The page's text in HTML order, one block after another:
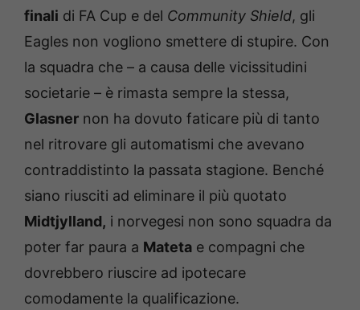
finali di FA Cup e del Community Shield, gli
Eagles non vogliono smettere di stupire. Con
la squadra che – a causa delle vicissitudini
societarie – è rimasta sempre la stessa,
Glasner non ha dovuto faticare più di tanto
nel ritrovare gli automatismi che avevano
contraddistinto la passata stagione. Benché
siano riusciti ad eliminare il più quotato
Midtjylland, i norvegesi non sono squadra da
poter far paura a Mateta e compagni che
dovrebbero riuscire ad ipotecare
comodamente la qualificazione.